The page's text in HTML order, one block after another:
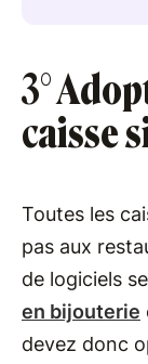
3°
caisse
Toutes les
pas aux
de logiciels
en bijouterie
devez donc